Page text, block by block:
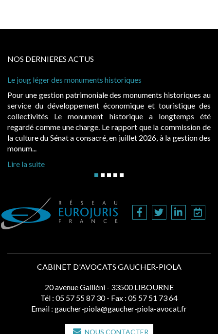
NOS DERNIERES ACTUS
monuments historiques au
et touristique des
a longtemps été
que la commission de
juillet 2026, à la gestion des
Cabines de plage : le juge admet
Evocatrices des bains de mer,
également un beau sujet
public, elles donnent lieu au
d’occupation. Saisies par des
CABINET D'AVOCATS GAUCHER-PIOLA
20 avenue Galliéni - 33500 LIBOURNE
Tél : 05 57 55 87 30 - Fax : 05 57 51 73 64
Email : gaucher-piola@gaucher-piola-avocat.fr
NOUS CONTACTER